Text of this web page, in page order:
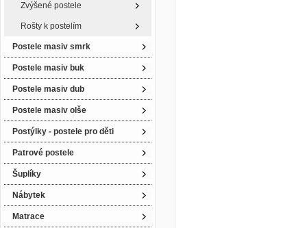
Zvýšené postele
Rošty k postelím
Postele masiv smrk
Postele masiv buk
Postele masiv dub
Postele masiv olše
Postýlky - postele pro děti
Patrové postele
Šuplíky
Nábytek
Matrace